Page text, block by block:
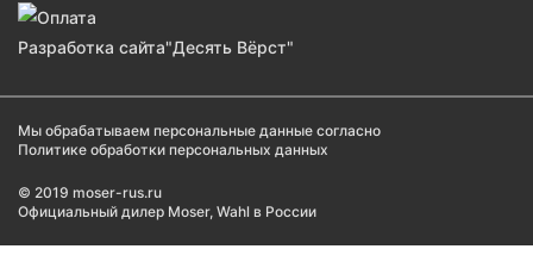
Разработка сайта"Десять Вёрст"
Мы обрабатываем персональные данные согласно
Политике обработки персональных данных
© 2019 moser-rus.ru
Официальный дилер Moser, Wahl в России